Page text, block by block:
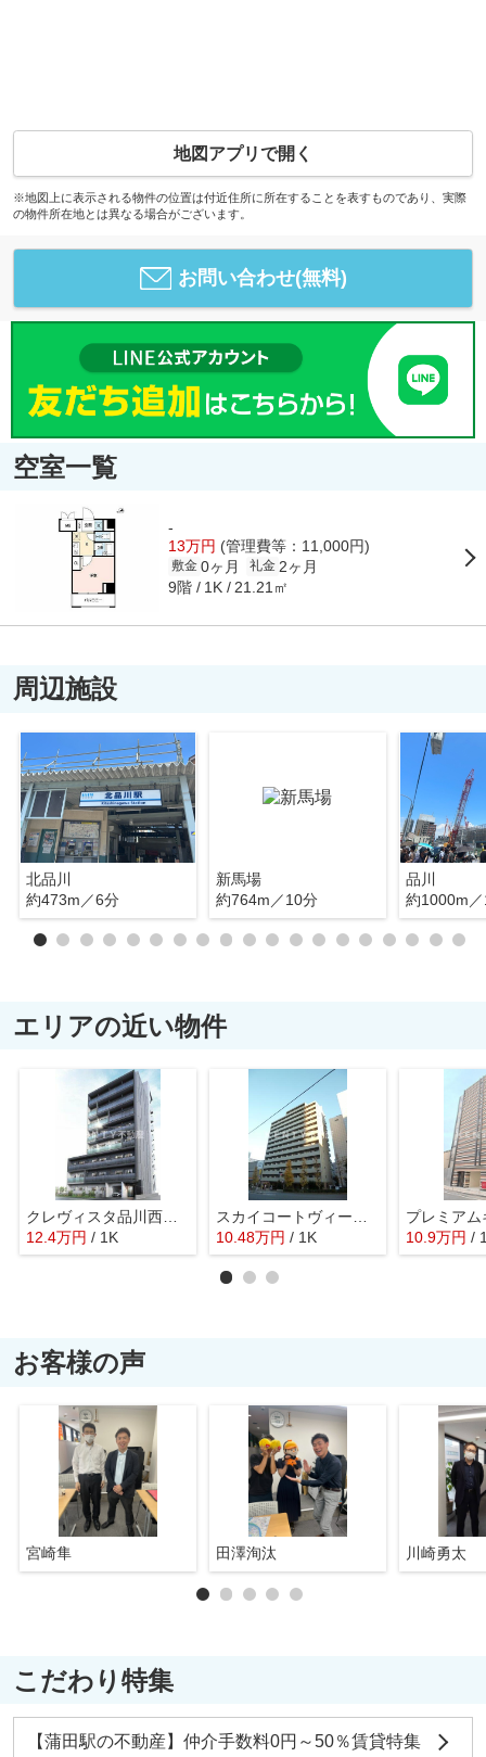
地図アプリで開く
※地図上に表示される物件の位置は付近住所に所在することを表すものであり、実際
の物件所在地とは異なる場合がございます。
お問い合わせ(無料)
空室一覧
-
13万円 (管理費等：11,000円)
敷金 0ヶ月 礼金 2ヶ月
9階 1K 21.21㎡
周辺施設
北品川
約473m／6分
新馬場
約764m／10分
品川
約1000m
エリアの近い物件
クレヴィスタ品川西大井Ⅱ
12.4万円 / 1K
10.48万円 / 1K 10.9万円 /
お客様の声
宮崎隼 田澤洵汰 川崎勇太
こだわり特集
【蒲田駅の不動産】仲介手数料0円～50％賃貸特集